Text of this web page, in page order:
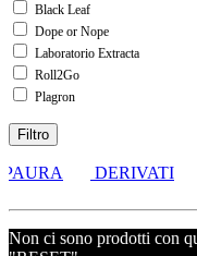
Black Leaf
Dope or Nope
Laboratorio Extracta
Roll2Go
Plagron
Filtro
DERIVATI
Non ci sono prodotti con